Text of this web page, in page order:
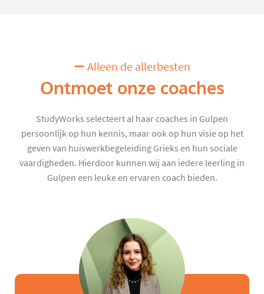
Alleen de allerbesten
Ontmoet onze coaches
StudyWorks selecteert al haar coaches in Gulpen
persoonlijk op hun kennis, maar ook op hun visie op het
geven van huiswerkbegeleiding Grieks en hun sociale
vaardigheden. Hierdoor kunnen wij aan iedere leerling in
Gulpen een leuke en ervaren coach bieden.